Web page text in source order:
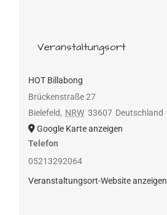
Veranstaltungsort
HOT Billabong
Brückenstraße 27
Bielefeld, NRW 33607 Deutschland
Google Karte anzeigen
Telefon
05213292064
Veranstaltungsort-Website anzeigen